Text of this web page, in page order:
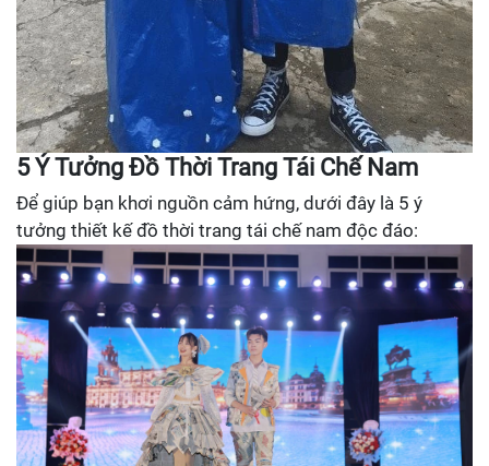
5 Ý Tưởng Đồ Thời Trang Tái Chế Nam
Để giúp bạn khơi nguồn cảm hứng, dưới đây là 5 ý
tưởng thiết kế đồ thời trang tái chế nam độc đáo: